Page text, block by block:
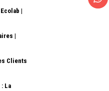
|
|
Clients
La